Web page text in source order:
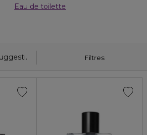
Eau de toilette
Filtres